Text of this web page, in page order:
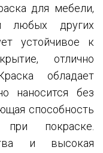
для мебели,
любых других
устойчивое к
отлично
обладает
наносится без
способность
покраске.
и высокая